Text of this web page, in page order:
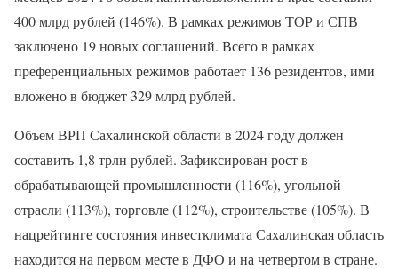
400 млрд рублей (146%). В рамках режимов ТОР и СПВ
заключено 19 новых соглашений. Всего в рамках
преференциальных режимов работает 136 резидентов, ими
вложено в бюджет 329 млрд рублей.
Объем ВРП Сахалинской области в 2024 году должен
составить 1,8 трлн рублей. Зафиксирован рост в
обрабатывающей промышленности (116%), угольной
отрасли (113%), торговле (112%), строительстве (105%). В
нацрейтинге состояния инвестклимата Сахалинская область
находится на первом месте в ДФО и на четвертом в стране.